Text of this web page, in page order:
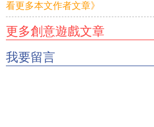
看更多本文作者文章》
更多創意遊戲文章
我要留言